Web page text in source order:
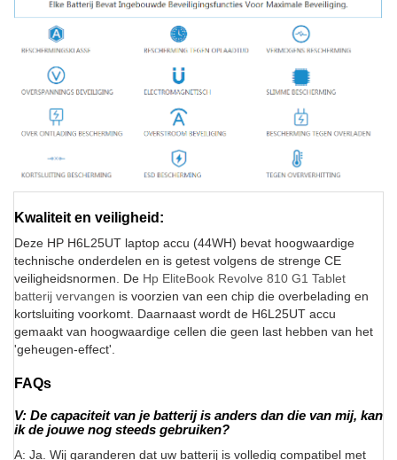
Kwaliteit en veiligheid:
Deze HP H6L25UT laptop accu (44WH) bevat hoogwaardige
technische onderdelen en is getest volgens de strenge CE
veiligheidsnormen. De Hp EliteBook Revolve 810 G1 Tablet
batterij vervangen is voorzien van een chip die overbelading en
kortsluiting voorkomt. Daarnaast wordt de H6L25UT accu
gemaakt van hoogwaardige cellen die geen last hebben van het
'geheugen-effect'.
FAQs
V: De capaciteit van je batterij is anders dan die van mij, kan
ik de jouwe nog steeds gebruiken?
A: Ja. Wij garanderen dat uw batterij is volledig compatibel met